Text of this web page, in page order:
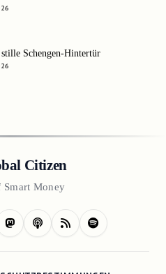
Schengen-Hintertür
Citizen
Smart Money